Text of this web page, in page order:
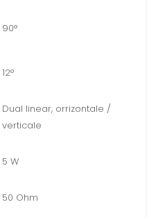
90°
12°
Dual linear, orrizontale /
verticale
5 W
50 Ohm